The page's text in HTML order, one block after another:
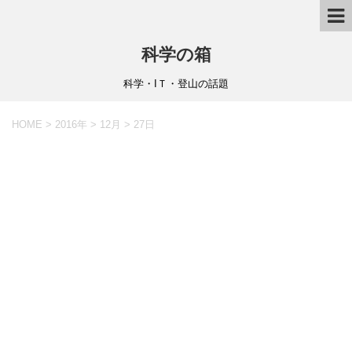
科学の箱
科学・IＴ・登山の話題
HOME > 2016年 > 12月 > 27日